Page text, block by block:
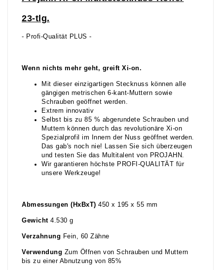
23-tlg.
- Profi-Qualität PLUS -
Wenn nichts mehr geht, greift Xi-on.
Mit dieser einzigartigen Stecknuss können alle
gängigen metrischen 6-kant-Muttern sowie
Schrauben geöffnet werden.
Extrem innovativ
Selbst bis zu 85 % abgerundete Schrauben und
Muttern können durch das revolutionäre Xi-on
Spezialprofil im Innern der Nuss geöffnet werden.
Das gab's noch nie! Lassen Sie sich überzeugen
und testen Sie das Multitalent von PROJAHN.
Wir garantieren höchste PROFI-QUALITÄT für
unsere Werkzeuge!
Abmessungen (HxBxT) 450 x 195 x 55 mm
Gewicht4.530 g
Verzahnung Fein, 60 Zähne
Verwendung Zum Öffnen von Schrauben und Muttern
bis zu einer Abnutzung von 85%